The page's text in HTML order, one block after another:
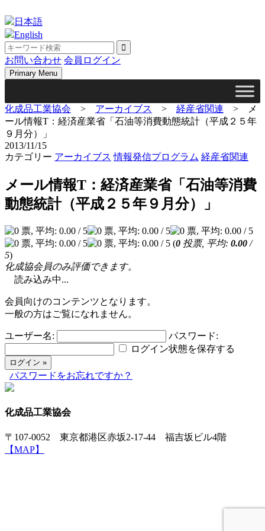
to
content
日本語
English
お問い合わせ 会員ログイン
Primary Menu
化成品工業協会 > アーカイブス > 経産省関連 >
メ
ール情報T：経済産業省「石油等消費動態統計（平成２５年
９月分）」
2013/11/15
カテゴリー アーカイブス 情報発信プログラム 経産省関連
メール情報T：経済産業省「石油等消費
動態統計（平成２５年９月分）」
(0 投票, 平均: 0.00 /
5)
化成協会員のみ評価できます。
読み込み中...
会員向けのコンテンツとなります。
一般の方はご覧になれません。
ユーザー名:
パスワード:
ログイン状態を保存する
パスワードをお忘れですか？
化成品工業協会
〒107-0052 東京都港区赤坂2-17-44 福吉坂ビル4階
【MAP】